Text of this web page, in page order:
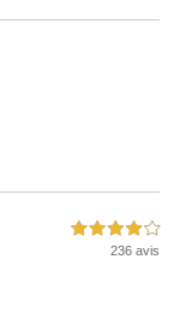
4,0 étoiles sur 5
236 avis